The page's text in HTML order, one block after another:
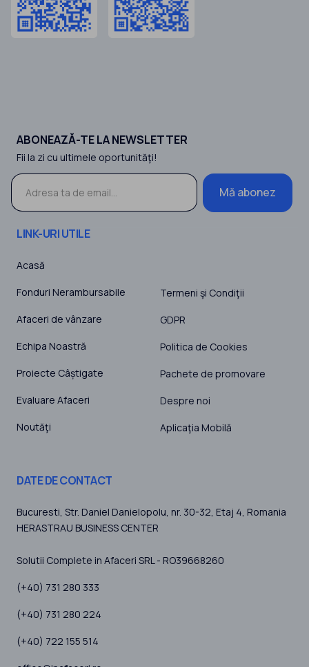
ABONEAZĂ-TE LA NEWSLETTER
Fii la zi cu ultimele oportunităţi!
Mă abonez
LINK-URI UTILE
Acasă
Fonduri Nerambursabile
Afaceri de vânzare
Echipa Noastră
Proiecte Câștigate
Evaluare Afaceri
Noutăţi
Termeni şi Condiţii
GDPR
Politica de Cookies
Pachete de promovare
Despre noi
Aplicaţia Mobilă
DATE DE CONTACT
Bucuresti, Str. Daniel Danielopolu, nr. 30-32, Etaj 4, Romania
HERASTRAU BUSINESS CENTER
Solutii Complete in Afaceri SRL - RO39668260
(+40) 731 280 333
(+40) 731 280 224
(+40) 722 155 514